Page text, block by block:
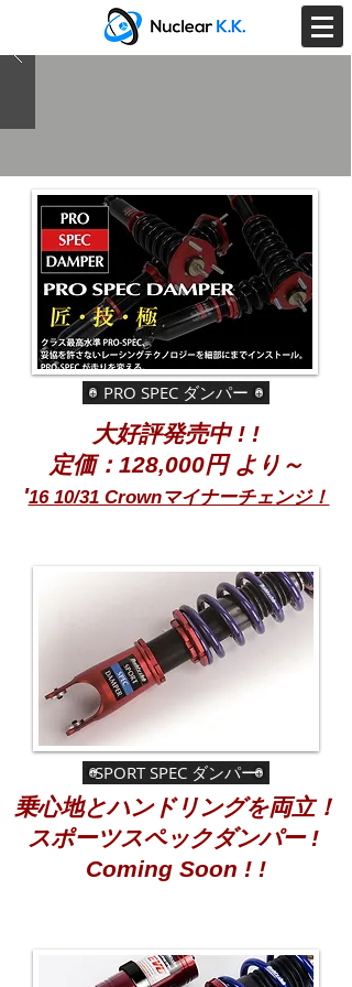
SPORT SPEC ダンパー
大好評発売中 ! !
​定価：128,000円 より～
​'16 10/31 Crownマイナーチェンジ！
乗心地とハンドリングを両立！
スポーツスペックダンパー !
​Coming Soon ! !
PRO SPEC ダンパー